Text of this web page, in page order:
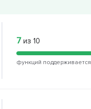
7 из 10
функций поддерживается